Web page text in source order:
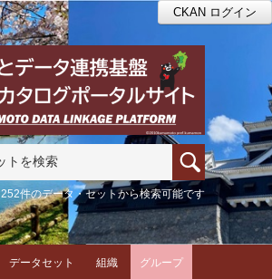
CKAN ログイン
252件のデータ・セットから検索可能です
データセット 組織 グループ